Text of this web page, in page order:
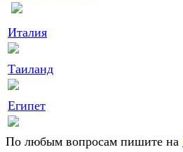
Италия
Таиланд
Египет
По любым вопросам пишите на